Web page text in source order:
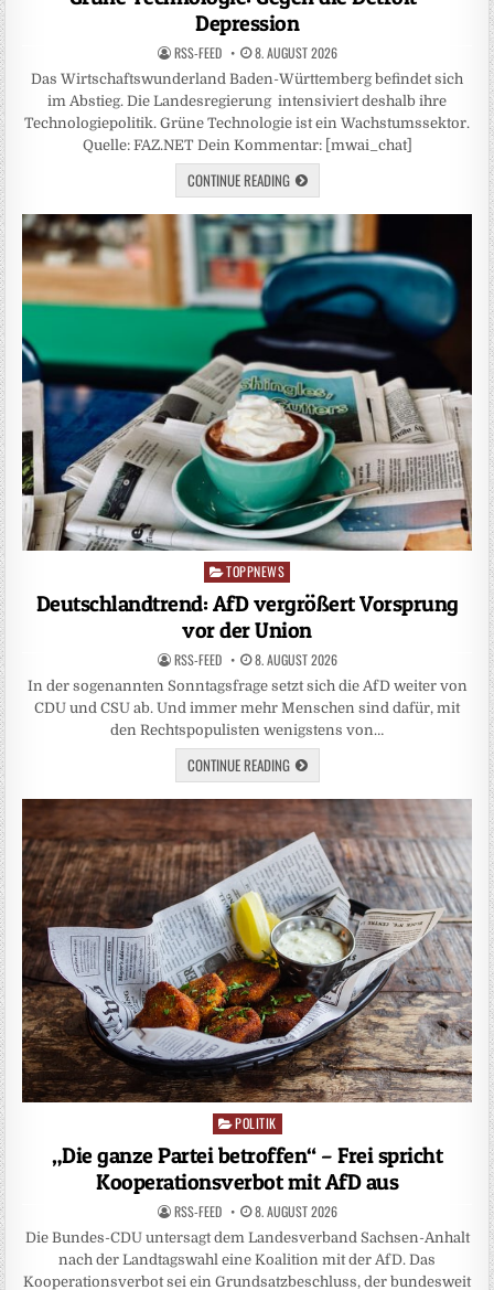
Depression
RSS-FEED 8. AUGUST 2026
Das Wirtschaftswunderland Baden-Württemberg befindet sich
im Abstieg. Die Landesregierung intensiviert deshalb ihre
Technologiepolitik. Grüne Technologie ist ein Wachstumssektor.
Quelle: FAZ.NET Dein Kommentar: [mwai_chat]
CONTINUE READING
Posted
TOPPNEWS
Deutschlandtrend: AfD vergrößert Vorsprung
vor der Union
RSS-FEED 8. AUGUST 2026
In der sogenannten Sonntagsfrage setzt sich die AfD weiter von
CDU und CSU ab. Und immer mehr Menschen sind dafür, mit
den Rechtspopulisten wenigstens von…
CONTINUE READING
Posted
in
POLITIK
„Die ganze Partei betroffen“ – Frei spricht
Kooperationsverbot mit AfD aus
RSS-FEED 8. AUGUST 2026
Die Bundes-CDU untersagt dem Landesverband Sachsen-Anhalt
nach der Landtagswahl eine Koalition mit der AfD. Das
Kooperationsverbot sei ein Grundsatzbeschluss, der bundesweit